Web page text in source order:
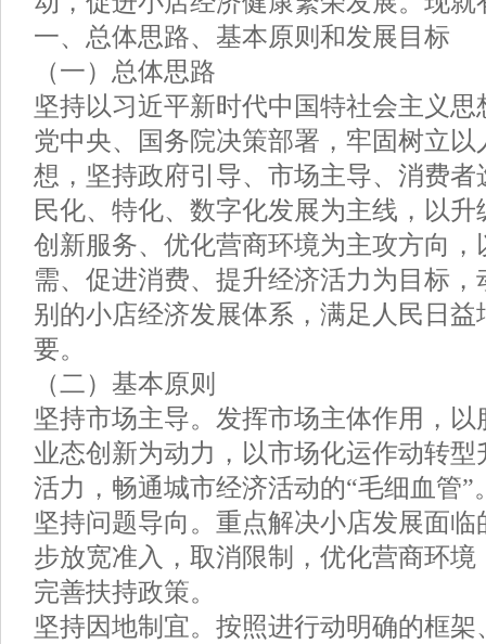
一、总体思路、基本原则和发展目标
（一）总体思路
坚持以习近平新时代中国特社会主义
党中央、国务院决策部署，牢固树立
想，坚持政府引导、市场主导、消费
民化、特化、数字化发展为主线，以
创新服务、优化营商环境为主攻方向
需、促进消费、提升经济活力为目标
别的小店经济发展体系，满足人民日
要。
（二）基本原则
坚持市场主导。发挥市场主体作用，
业态创新为动力，以市场化运作动转
活力，畅通城市经济活动的“毛细血管”
坚持问题导向。重点解决小店发展面
步放宽准入，取消限制，优化营商环
完善扶持政策。
坚持因地制宜。按照进行动明确的框